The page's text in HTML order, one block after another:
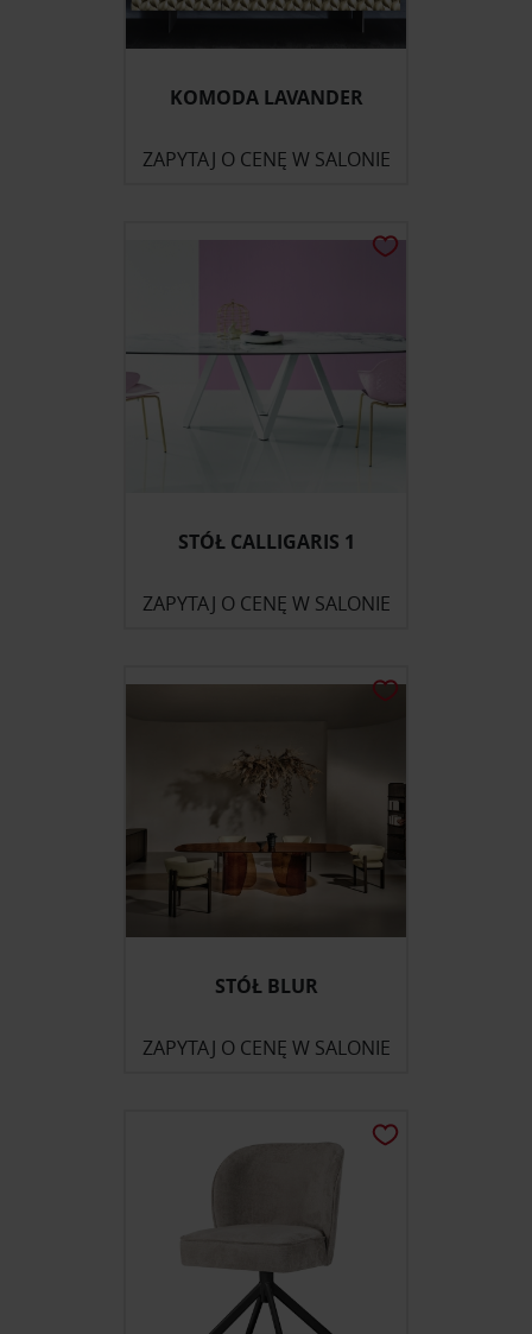
KOMODA LAVANDER
ZAPYTAJ O CENĘ W SALONIE
STÓŁ CALLIGARIS 1
ZAPYTAJ O CENĘ W SALONIE
STÓŁ BLUR
ZAPYTAJ O CENĘ W SALONIE